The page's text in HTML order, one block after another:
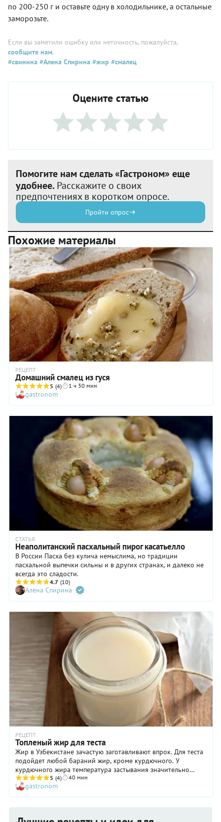
по 200-250 г и оставьте одну в холодильнике, а остальные
заморозьте.
Если вы заметили ошибку или неточность, пожалуйста,
сообщите нам.
#свинина #Алена Спирина #жир #смалец
Оцените статью
Помогите нам сделать «Гастроном» еще
удобнее. Расскажите о своих
предпочтениях в коротком опросе.
Пройти опрос
Похожие материалы
РЕЦЕПТ
Домашний смалец из гуся
5 (4) 1 ч 30 мин
gastronom
СТАТЬЯ
Неаполитанский пасхальный пирог касатьелло
В России Пасха без кулича немыслима, но традиции
пасхальной выпечки сильны и в других странах, и далеко не
всегда это сладости.
4.7 (10)
Алёна Спирина
РЕЦЕПТ
Топленый жир для теста
Жир в Узбекистане зачастую заготавливают впрок. Для теста
подойдет любой бараний жир, кроме курдючного. У
курдючного жира температура застывания значительно
ниже, и тесто с ним будет рыхлым. Помните о технике
безопасности при работе с раскаленным жиром. Его
температура очень высока. Шумовка, половник и миски,
5 (4) 40 мин
gastronom